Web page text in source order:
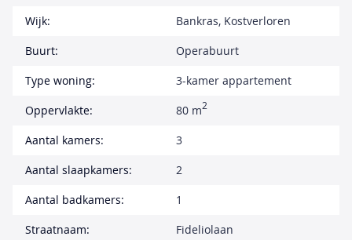
Wijk:
Bankras, Kostverloren
Buurt:
Operabuurt
Type woning:
3-kamer appartement
Oppervlakte:
80 m2
Aantal kamers:
3
Aantal slaapkamers:
2
Aantal badkamers:
1
Straatnaam:
Fideliolaan